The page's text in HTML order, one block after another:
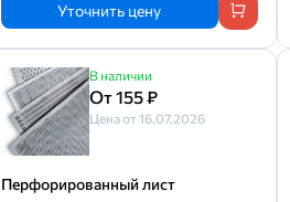
Уточнить цену
В наличии
От 155 ₽
Цена от 16.07.2026
Перфорированный лист